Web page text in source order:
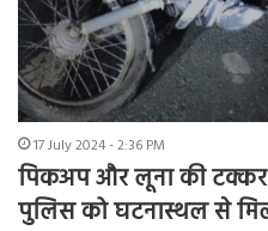
17 July 2024 - 2:36 PM
पिकअप और लूना की टक्कर
पुलिस को घटनास्थल से